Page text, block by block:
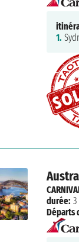
1.
durée:
Départs